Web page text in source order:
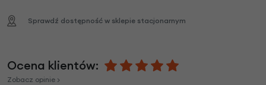
Sprawdź dostępność w sklepie stacjonarnym
Ocena klientów:
Zobacz opinie >